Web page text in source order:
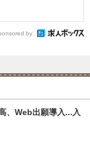
by
、Web出願導入...入